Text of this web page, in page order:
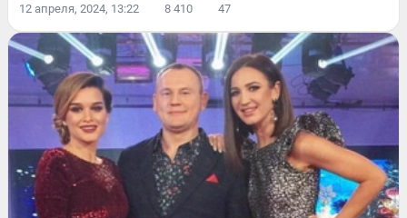
12 апреля, 2024, 13:22 8 410 47